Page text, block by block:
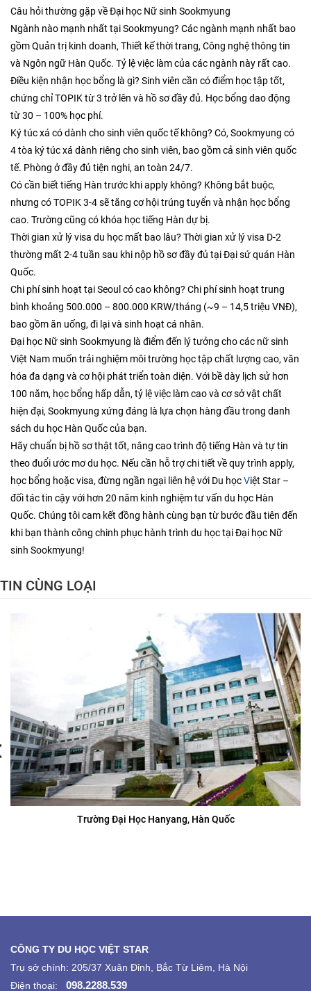
Câu hỏi thường gặp về Đại học Nữ sinh Sookmyung
Ngành nào mạnh nhất tại Sookmyung? Các ngành mạnh nhất bao
gồm Quản trị kinh doanh, Thiết kế thời trang, Công nghệ thông tin
và Ngôn ngữ Hàn Quốc. Tỷ lệ việc làm của các ngành này rất cao.
Điều kiện nhận học bổng là gì? Sinh viên cần có điểm học tập tốt,
chứng chỉ TOPIK từ 3 trở lên và hồ sơ đầy đủ. Học bổng dao động
từ 30 – 100% học phí.
Ký túc xá có dành cho sinh viên quốc tế không? Có, Sookmyung có
4 tòa ký túc xá dành riêng cho sinh viên, bao gồm cả sinh viên quốc
tế. Phòng ở đầy đủ tiện nghi, an toàn 24/7.
Có cần biết tiếng Hàn trước khi apply không? Không bắt buộc,
nhưng có TOPIK 3-4 sẽ tăng cơ hội trúng tuyển và nhận học bổng
cao. Trường cũng có khóa học tiếng Hàn dự bị.
Thời gian xử lý visa du học mất bao lâu? Thời gian xử lý visa D-2
thường mất 2-4 tuần sau khi nộp hồ sơ đầy đủ tại Đại sứ quán Hàn
Quốc.
Chi phí sinh hoạt tại Seoul có cao không? Chi phí sinh hoạt trung
bình khoảng 500.000 – 800.000 KRW/tháng (~9 – 14,5 triệu VNĐ),
bao gồm ăn uống, đi lại và sinh hoạt cá nhân.
Đại học Nữ sinh Sookmyung là điểm đến lý tưởng cho các nữ sinh
Việt Nam muốn trải nghiệm môi trường học tập chất lượng cao, văn
hóa đa dạng và cơ hội phát triển toàn diện. Với bề dày lịch sử hơn
100 năm, học bổng hấp dẫn, tỷ lệ việc làm cao và cơ sở vật chất
hiện đại, Sookmyung xứng đáng là lựa chọn hàng đầu trong danh
sách du học Hàn Quốc của bạn.
Hãy chuẩn bị hồ sơ thật tốt, nâng cao trình độ tiếng Hàn và tự tin
theo đuổi ước mơ du học. Nếu cần hỗ trợ chi tiết về quy trình apply,
học bổng hoặc visa, đừng ngần ngại liên hệ với Du họcViệt Star –
đối tác tin cậy với hơn 20 năm kinh nghiệm tư vấn du học Hàn
Quốc. Chúng tôi cam kết đồng hành cùng bạn từ bước đầu tiên đến
khi bạn thành công chinh phục hành trình du học tại Đại học Nữ
sinh Sookmyung!
TIN CÙNG LOẠI
Trường Đại Học Hanyang, Hàn Quốc
CÔNG TY DU HỌC VIỆT STAR
Trụ sở chính: 205/37 Xuân Đỉnh, Bắc Từ Liêm, Hà Nội
Điện thoại:
098.2288.539